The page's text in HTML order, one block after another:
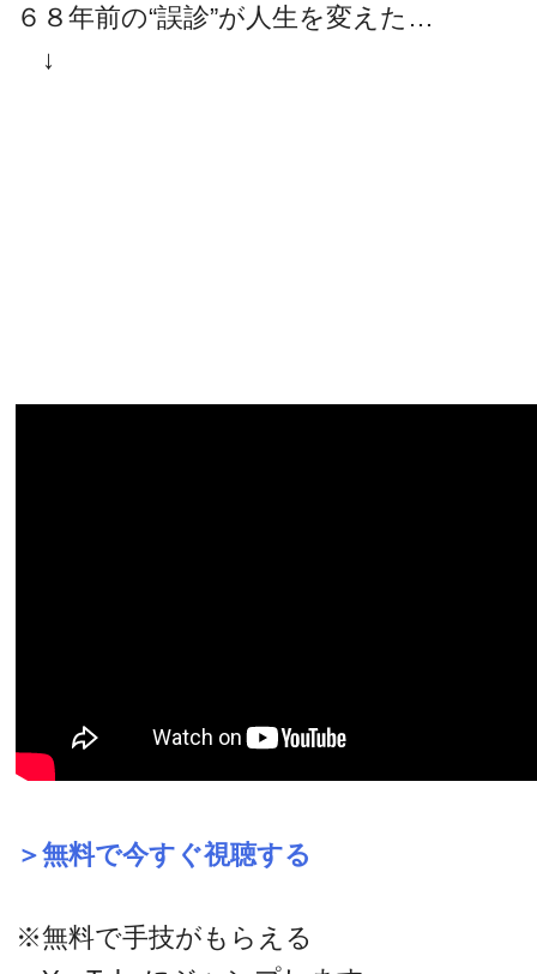
６８年前の“誤診”が人生を変えた…
↓
＞無料で今すぐ視聴する
※無料で手技がもらえる